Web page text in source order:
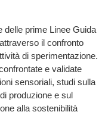
delle prime Linee Guida
il confronto
di sperimentazione.
e validate
sensoriali, studi sulla
produzione e sul
alla sostenibilità